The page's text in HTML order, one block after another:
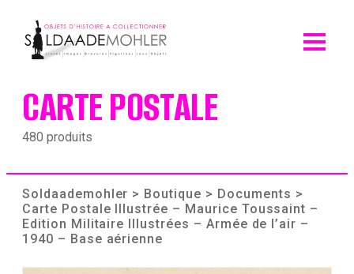
content
CARTE POSTALE
480 produits
Soldaademohler > Boutique > Documents >
Carte Postale Illustrée – Maurice Toussaint –
Edition Militaire Illustrées – Armée de l’air –
1940 – Base aérienne